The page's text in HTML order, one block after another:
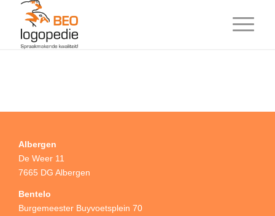
Albergen
De Weer 11
7665 DG Albergen
Bentelo
Burgemeester Buyvoetsplein 70